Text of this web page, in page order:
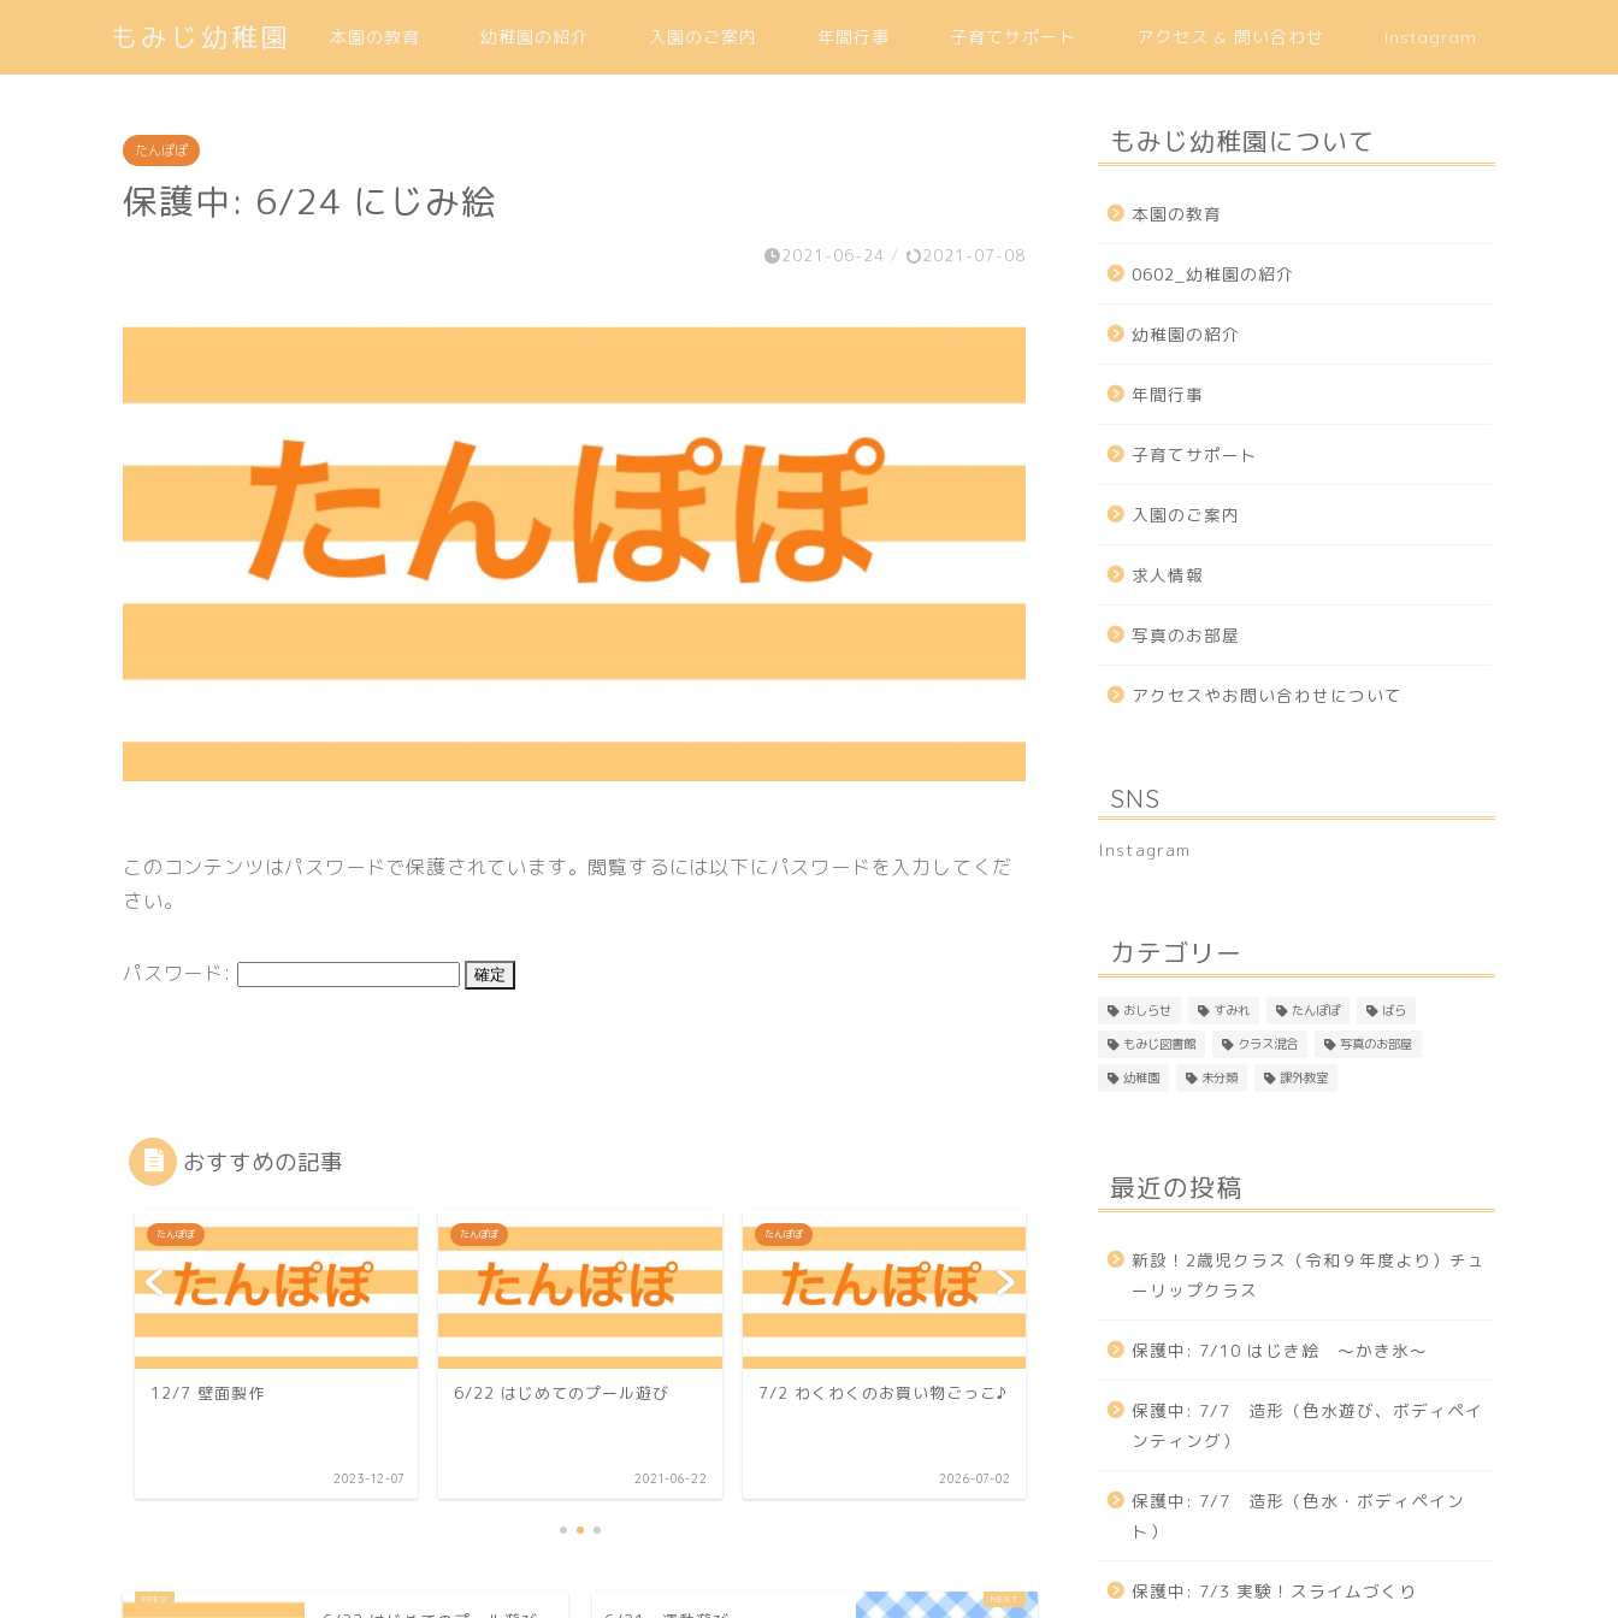
もみじ幼稚園 本園の教育 幼稚園の紹介 入園のご案内 年間行事 子育てサポート アクセス & 問い合わせ Instagram
たんぽぽ
保護中: 6/24 にじみ絵
2021-06-24 / 2021-07-08
このコンテンツはパスワードで保護されています。閲覧するには以下にパスワードを入力してくだ
さい。
パスワード:
おすすめの記事
たんぽぽ
12/7 壁面製作
2023-12-07
たんぽぽ
6/22 はじめてのプール遊び
2021-06-22
たんぽぽ
7/2 わくわくのお買い物ごっこ♪
2026-07-02
もみじ幼稚園について
本園の教育
0602_幼稚園の紹介
幼稚園の紹介
年間行事
子育てサポート
入園のご案内
求人情報
写真のお部屋
アクセスやお問い合わせについて
SNS
Instagram
カテゴリー
おしらせ すみれ たんぽぽ
ばら
もみじ図書館
クラス混合
写真のお部屋
幼稚園
未分類 課外教室
最近の投稿
新設！2歳児クラス（令和９年度より）チュ
ーリップクラス
保護中: 7/10 はじき絵 〜かき氷〜
保護中: 7/7 造形（色水遊び、ボディペイ
ンティング）
保護中: 7/7 造形（色水・ボディペイン
ト）
保護中: 7/3 実験！スライムづくり